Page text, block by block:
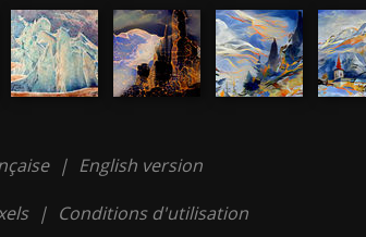
| English version
| Conditions d'utilisation